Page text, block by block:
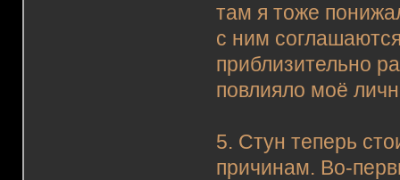
там я тоже
с ним
приблизительно
повлияло моё
5. Стун теперь
причинам. Во-